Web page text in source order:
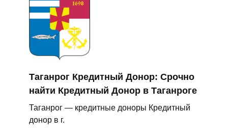
Таганрог Кредитный Донор: Срочно
найти Кредитный Донор в Таганроге
Таганрог — кредитные доноры Кредитный
донор в г.